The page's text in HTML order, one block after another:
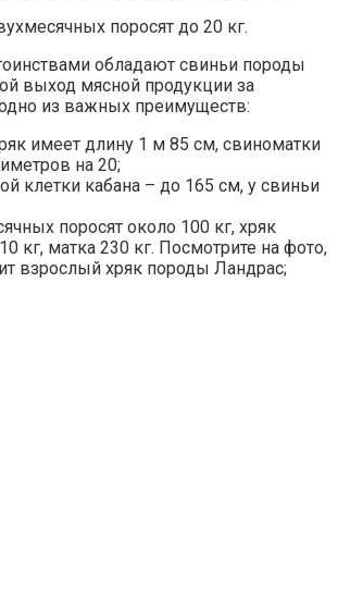
поросят до 20 кг.
обладают свиньи породы
выход мясной продукции за
из важных преимуществ:
имеет длину 1 м 85 см, свиноматки
на 20;
клетки кабана – до 165 см, у свиньи
поросят около 100 кг, хряк
кг, матка 230 кг. Посмотрите на фото,
взрослый хряк породы Ландрас;